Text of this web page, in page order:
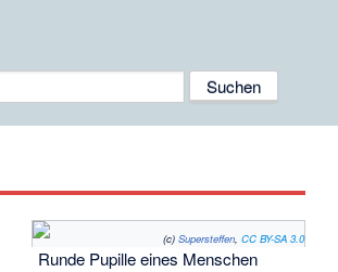
(c) Supersteffen, CC BY-SA 3.0
Runde Pupille eines Menschen